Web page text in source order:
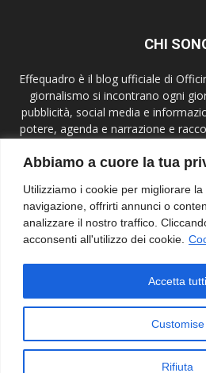
Abbiamo a cuore la tua
Utilizziamo i cookie per migliorare
navigazione, offrirti annunci o
analizzare il nostro traffico.
acconsenti all'utilizzo dei cookie.
Customise
Rifiuta
Accetta tutti
CHI
Effequadro è il blog ufficiale di
giornalismo si incontrano ogni
pubblicità, social media e
potere, agenda e narrazione e
parliamo a giornalisti,
Contact us: